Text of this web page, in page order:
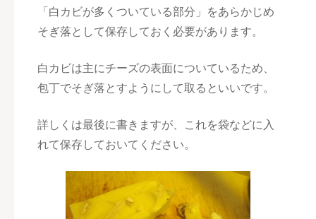
「白カビが多くついている部分」をあらかじめ
そぎ落として保存しておく必要があります。
白カビは主にチーズの表面についているため、
包丁でそぎ落とすようにして取るといいです。
詳しくは最後に書きますが、これを袋などに入
れて保存しておいてください。